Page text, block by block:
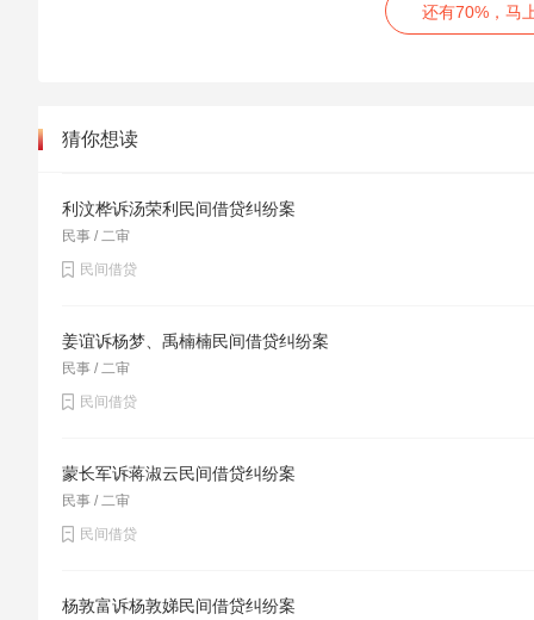
同一顺序亲属分配死亡抚恤金的份额，是否应在一
[法院裁判要旨]
王思源、王浣沙对死者王成业生前照料及劳动能力
王成业生前共同生活，彭浩由死者生前扶养、无生
王晶晶尚在校就读，无独立生活能力，应予照顾分
浣沙应分得抚恤金的10%即24597.8元。彭浩应按
碑林区法院依照《中华人民共和国民法通则》第四
款第四项之规定，判决如下：
王力源、王思源、王浣沙不服原审判决，提起上诉
判认定的涉案抚恤金分配比例是否不当的问题。
二审法院同意一审法院的裁判意见，同时认为，军
分，却未涉及子女不尽“赡养”义务的情况。由于该
还有70%，马
猜你想读
利汶桦诉汤荣利民间借贷纠纷案
民事 / 二审
民间借贷
姜谊诉杨梦、禹楠楠民间借贷纠纷案
民事 / 二审
民间借贷
蒙长军诉蒋淑云民间借贷纠纷案
民事 / 二审
民间借贷
杨敦富诉杨敦娣民间借贷纠纷案